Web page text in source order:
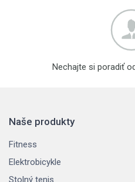
Nechajte si poradiť
Naše produkty
Fitness
Elektrobicykle
Stolný tenis